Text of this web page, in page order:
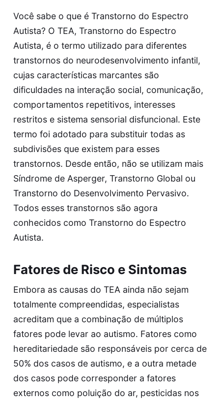
Você sabe o que é Transtorno do Espectro
Autista? O TEA, Transtorno do Espectro
Autista, é o termo utilizado para diferentes
transtornos do neurodesenvolvimento infantil,
cujas características marcantes são
dificuldades na interação social, comunicação,
comportamentos repetitivos, interesses
restritos e sistema sensorial disfuncional. Este
termo foi adotado para substituir todas as
subdivisões que existem para esses
transtornos. Desde então, não se utilizam mais
Síndrome de Asperger, Transtorno Global ou
Transtorno do Desenvolvimento Pervasivo.
Todos esses transtornos são agora
conhecidos como Transtorno do Espectro
Autista.
Fatores de Risco e Sintomas
Embora as causas do TEA ainda não sejam
totalmente compreendidas, especialistas
acreditam que a combinação de múltiplos
fatores pode levar ao autismo. Fatores como
hereditariedade são responsáveis por cerca de
50% dos casos de autismo, e a outra metade
dos casos pode corresponder a fatores
externos como poluição do ar, pesticidas nos